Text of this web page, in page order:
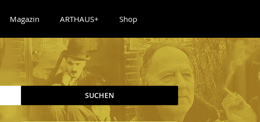
Magazin ARTHAUS+ Shop
SUCHEN